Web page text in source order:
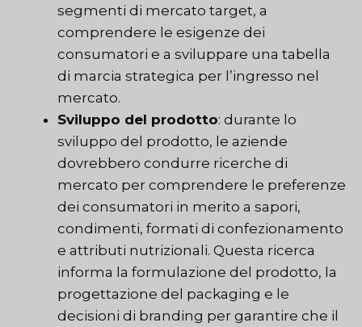
segmenti di mercato target, a
comprendere le esigenze dei
consumatori e a sviluppare una tabella
di marcia strategica per l’ingresso nel
mercato.
Sviluppo del prodotto: durante lo
sviluppo del prodotto, le aziende
dovrebbero condurre ricerche di
mercato per comprendere le preferenze
dei consumatori in merito a sapori,
condimenti, formati di confezionamento
e attributi nutrizionali. Questa ricerca
informa la formulazione del prodotto, la
progettazione del packaging e le
decisioni di branding per garantire che il